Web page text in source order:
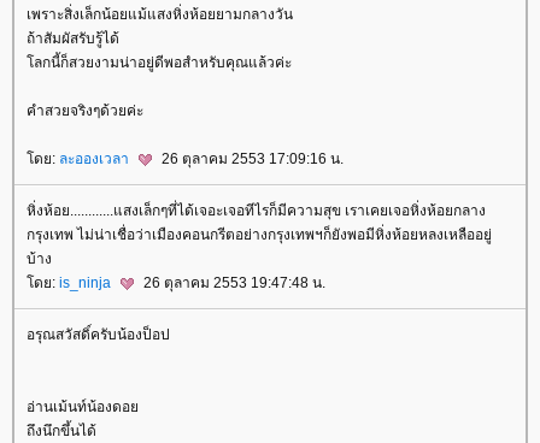
เพราะสิ่งเล็กน้อยแม้แสงหิ่งห้อยยามกลางวัน
ถ้าสัมผัสรับรู้ได้
ลกนี้ก็สวยงามน่าอยู่ดีพอสำหรับคุณแล้วค่ะ
คำสวยจริงๆด้วยค่ะ
ดย: ละอองเวลา 26 ตุลาคม 2553 17:09:16 น.
หิ่งห้อย............แสงเล็กๆที่ได้เจอะเจอทีไรก็มีความสุข เราเคยเจอหิ่งห้อยกลาง
กรุงเทพ ไม่น่าเชื่อว่าเมืองคอนกรีตอย่างกรุงเทพฯก็ยังพอมีหิ่งห้อยหลงเหลืออยู่
บ้าง
ดย: is_ninja 26 ตุลาคม 2553 19:47:48 น.
อรุณสวัสดิ์ครับน้องป็อป
อ่านเม้นท์น้องดอ
ถึงนึกขึ้นได้